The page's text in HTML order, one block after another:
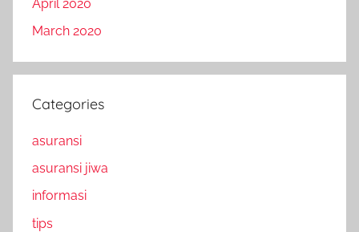
April 2020
March 2020
Categories
asuransi
asuransi jiwa
informasi
tips